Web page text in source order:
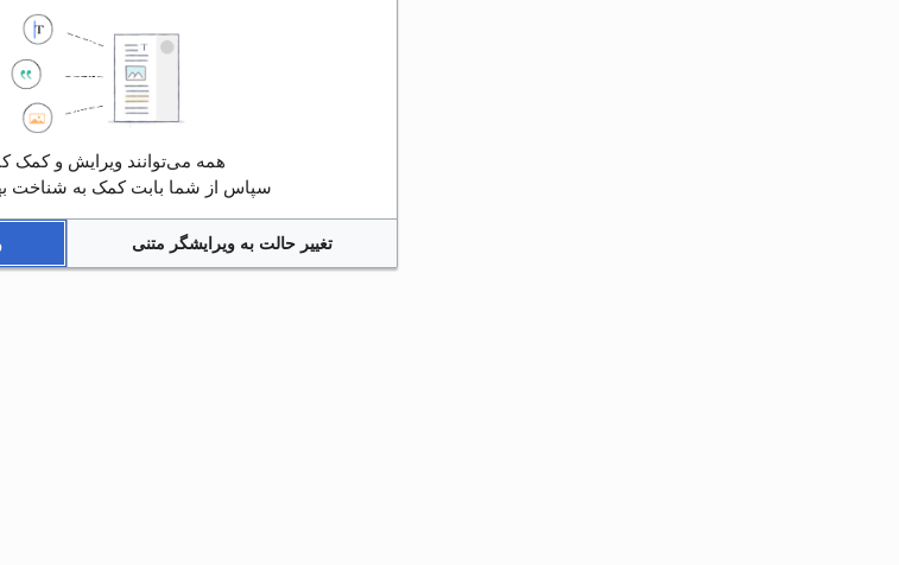
همه می‌توانند ویرایش و کمک
سپاس از شما بابت کمک به شناخت
تغییر حالت به ویرایشگر متنی